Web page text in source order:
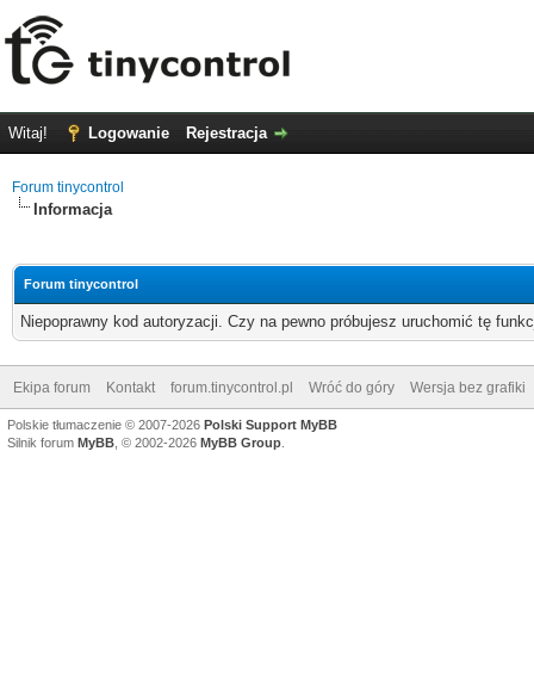
Witaj! Logowanie Rejestracja
Forum tinycontrol
Informacja
Forum tinycontrol
Niepoprawny kod autoryzacji. Czy na pewno próbujesz uruchomić tę
Ekipa forum Kontakt forum.tinycontrol.pl Wróć do góry Wersja bez grafiki
Polskie tłumaczenie © 2007-2026 Polski Support MyBB
Silnik forum MyBB , © 2002-2026 MyBB Group